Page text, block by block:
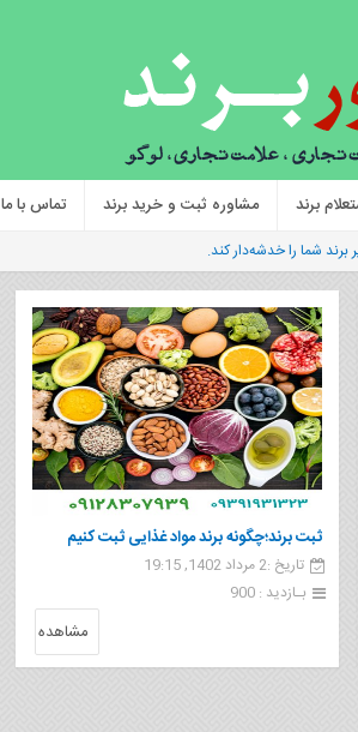
برند مشاوره ثبت و خرید برند تماس با ما
شما را خدشه‌دار کند.
ثبت برند؛چگونه برند مواد غذایی ثبت کنیم
تاریخ :2 مرداد 1402, 19:15
بـازدید : 900
مشاهده